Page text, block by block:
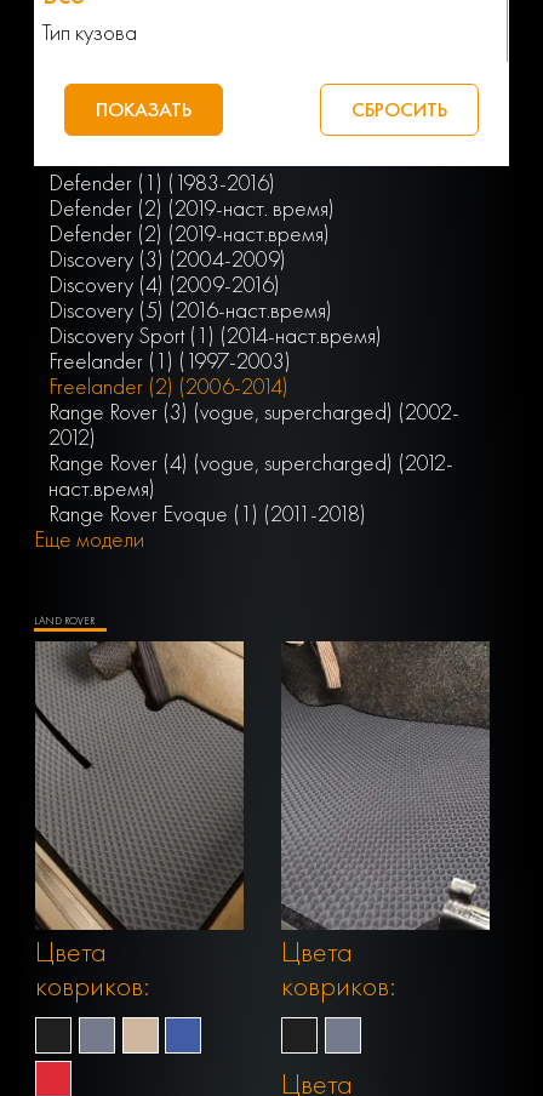
Тип кузова
Defender (1) (1983-2016)
Defender (2) (2019-наст. время)
Defender (2) (2019-наст.время)
Discovery (3) (2004-2009)
Discovery (4) (2009-2016)
Discovery (5) (2016-наст.время)
Discovery Sport (1) (2014-наст.время)
Freelander (1) (1997-2003)
Freelander (2) (2006-2014)
Range Rover (3) (vogue, supercharged) (2002-
2012)
Range Rover (4) (vogue, supercharged) (2012-
наст.время)
Range Rover Evoque (1) (2011-2018)
Еще модели
LAND ROVER
Цвета
ковриков:
Цвета
ковриков:
Цвета